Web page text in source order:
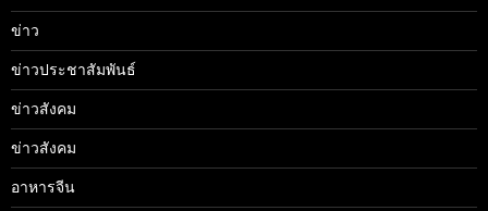
ข่าว
ข่าวประชาสัมพันธ์
ข่าวสังคม
ข่าวสังคม
อาหารจีน